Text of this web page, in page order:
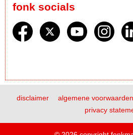
fonk socials
disclaimer algemene voorwaarden
privacy